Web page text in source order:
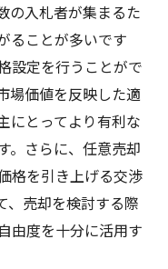
の入札者が集まるた
ることが多いです
設定を行うことがで
場価値を反映した適
にとってより有利な
。さらに、任意売却
格を引き上げる交渉
、売却を検討する際
由度を十分に活用す